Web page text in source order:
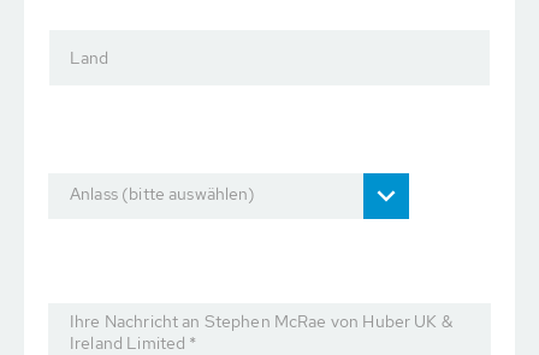
Land
Anlass (bitte auswählen)
Ihre Nachricht an Stephen McRae von Huber UK &
Ireland Limited *